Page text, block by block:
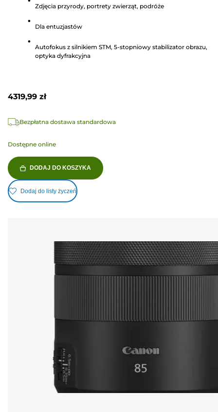
gwiazdek.
Recenzji
Zdjęcia przyrody, portrety zwierząt, podróże
Dla entuzjastów
Autofokus z silnikiem STM, 5-stopniowy stabilizator obrazu,
optyka dyfrakcyjna
4319,99 zł
Bezpłatna dostawa standardowa
Dostępne online
DODAJ DO KOSZYKA
Dodaj do listy życzeń